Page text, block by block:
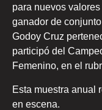
para nuevos
ganador de
Godoy Cruz
participó del
Femenino, en el
Esta muestra anual
en escena.